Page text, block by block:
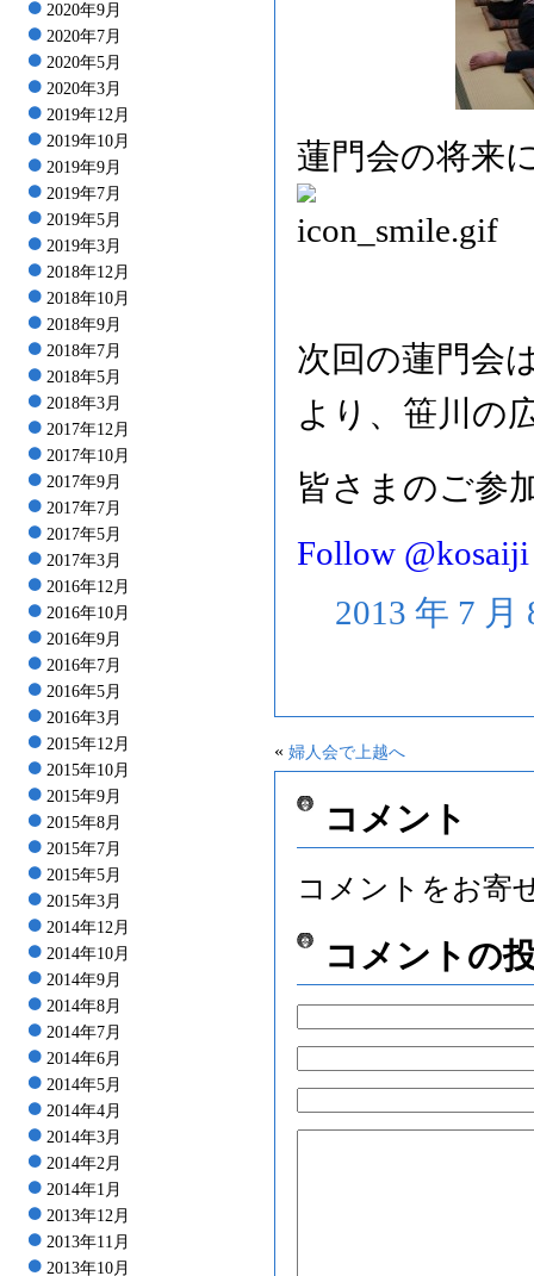
2020年9月
2020年7月
2020年5月
2020年3月
2019年12月
2019年10月
2019年9月
2019年7月
2019年5月
2019年3月
2018年12月
2018年10月
2018年9月
2018年7月
2018年5月
2018年3月
2017年12月
2017年10月
2017年9月
2017年7月
2017年5月
2017年3月
2016年12月
2016年10月
2016年9月
2016年7月
2016年5月
2016年3月
2015年12月
2015年10月
2015年9月
2015年8月
2015年7月
2015年5月
2015年3月
2014年12月
2014年10月
2014年9月
2014年8月
2014年7月
2014年6月
2014年5月
2014年4月
2014年3月
2014年2月
2014年1月
2013年12月
2013年11月
2013年10月
蓮門会の将来
次回の蓮門会
より、笹川の
皆さまのご参
Follow @kosaiji
2013 年 7
« 婦人会で上越へ
コメント
コメントをお寄
コメントの